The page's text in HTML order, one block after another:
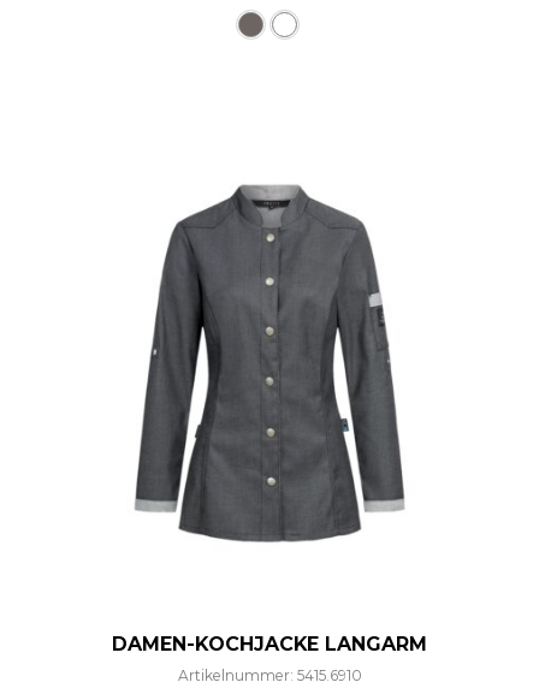
DAMEN-KOCHJACKE LANGARM
Artikelnummer: 5415.6910